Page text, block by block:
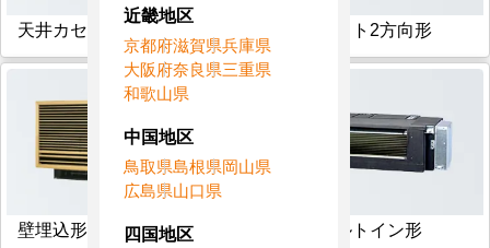
天井カセット1方向形 天井カセット2方向形
壁埋込形 フリービルトイン形
近畿地区
京都府滋賀県兵庫県
大阪府奈良県三重県
和歌山県
中国地区
鳥取県島根県岡山県
広島県山口県
四国地区